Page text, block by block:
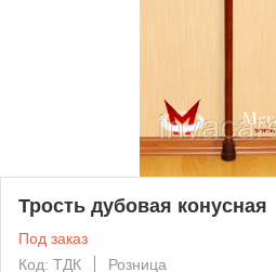
Трость дубовая конусная
Под заказ
Код: ТДК
Розница